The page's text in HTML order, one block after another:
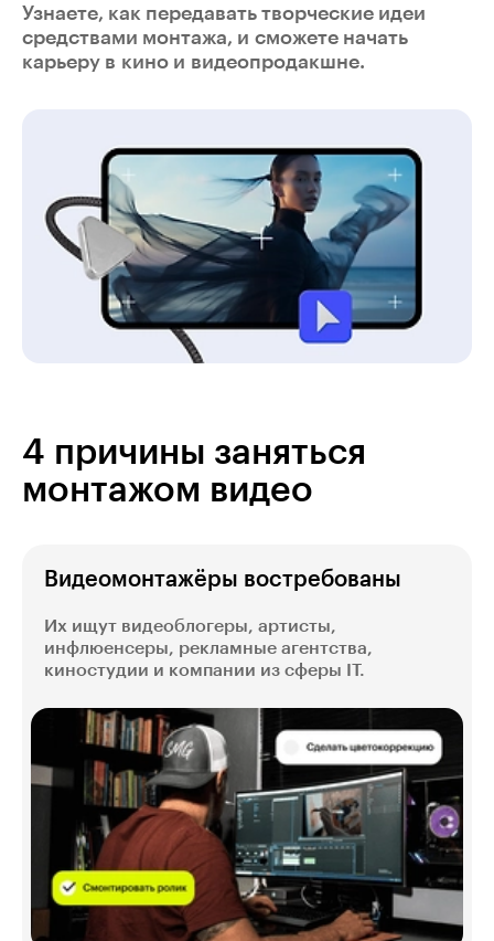
Узнаете, как передавать творческие идеи
средствами монтажа, и сможете начать
карьеру в кино и видеопродакшне.
4 причины заняться
монтажом видео
Видеомонтажёры востребованы
Их ищут видеоблогеры, артисты,
инфлюенсеры, рекламные агентства,
киностудии и компании из сферы IT.